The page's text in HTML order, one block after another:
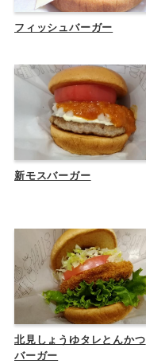
フィッシュバーガー
新モスバーガー
北見しょうゆタレとんかつ
バーガー